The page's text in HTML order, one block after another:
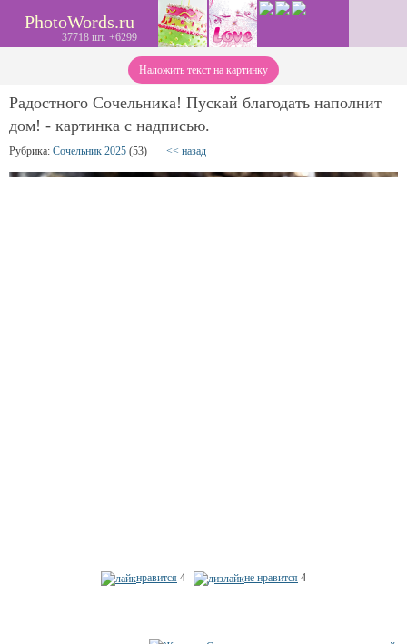
PhotoWords.ru
37718 шт. +6299
Наложить текст на картинку
Радостного Сочельника! Пускай благодать наполнит
дом! - картинка с надписью.
Рубрика: Сочельник 2025 (53) << назад
нравится 4 не нравится 4